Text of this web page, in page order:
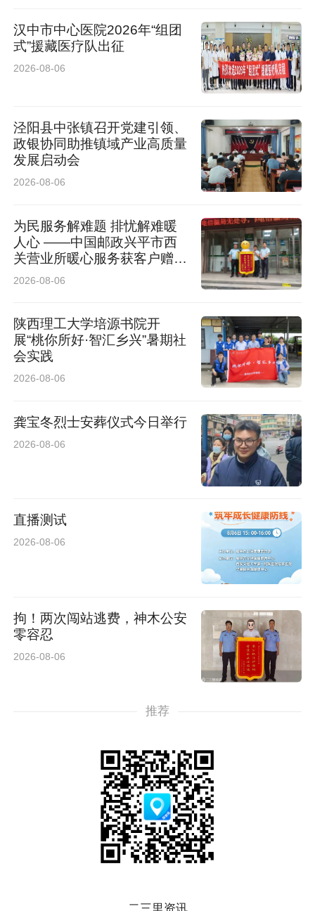
汉中市中心医院2026年“组团
式”援藏医疗队出征
2026-08-06
泾阳县中张镇召开党建引领、
政银协同助推镇域产业高质量
发展启动会
2026-08-06
为民服务解难题 排忧解难暖
人心 ——中国邮政兴平市西
关营业所暖心服务获客户赠送
锦旗
2026-08-06
陕西理工大学培源书院开
展“桃你所好·智汇乡兴”暑期社
会实践
2026-08-06
龚宝冬烈士安葬仪式今日举行
2026-08-06
直播测试
2026-08-06
拘！两次闯站逃费，神木公安
零容忍
2026-08-06
推荐